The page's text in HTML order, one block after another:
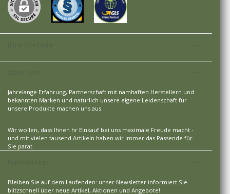
Jahrelange Erfahrung, Partnerschaft mit namhaften Herstellern und
bekannten Marken und natürlich unsere eigene Leidenschaft für
unsere Produkte machen uns aus.
Wir wollen, dass Ihnen hr Einkauf bei uns maximale Freude macht -
und mit vielen tausend Artikeln haben wir immer das Passende für
Sie parat.
Bleiben Sie auf dem Laufenden: unser Newsletter informiert Sie
blitzschnell über neue Artikel, Aktionen und Angebote!